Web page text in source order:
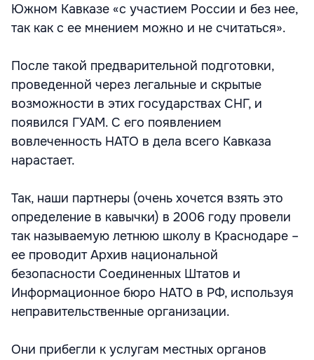
Южном Кавказе «с участием России и без нее,
так как с ее мнением можно и не считаться».
После такой предварительной подготовки,
проведенной через легальные и скрытые
возможности в этих государствах СНГ, и
появился ГУАМ. С его появлением
вовлеченность НАТО в дела всего Кавказа
нарастает.
Так, наши партнеры (очень хочется взять это
определение в кавычки) в 2006 году провели
так называемую летнюю школу в Краснодаре –
ее проводит Архив национальной
безопасности Соединенных Штатов и
Информационное бюро НАТО в РФ, используя
неправительственные организации.
Они прибегли к услугам местных органов